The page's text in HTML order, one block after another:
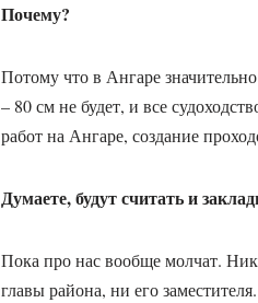
Почему?
Потому что в Ангаре
– 80 см не будет, и все
работ на Ангаре, создание
Думаете, будут считать и
Пока про нас вообще молчат.
главы района, ни его